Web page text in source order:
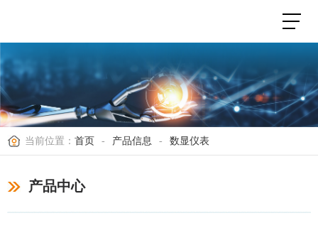
当前位置： 首页 - 产品信息 - 数显仪表
产品中心